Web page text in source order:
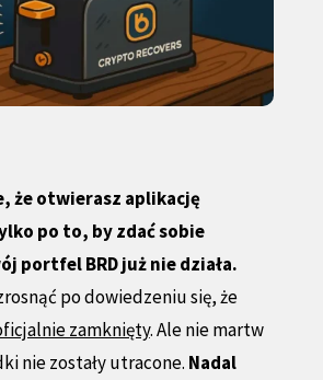
że otwierasz aplikację
po to, by zdać sobie
portfel BRD już nie działa.
po dowiedzeniu się, że
zamknięty. Ale nie martw
nie zostały utracone. Nadal